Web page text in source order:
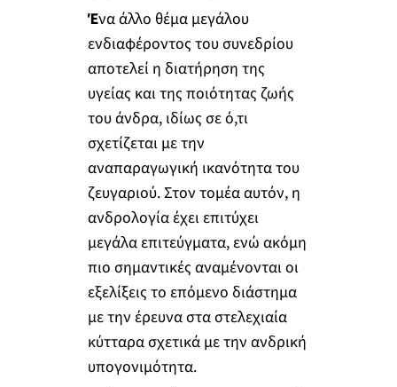
Ένα άλλο θέμα μεγάλου
ενδιαφέροντος του συνεδρίου
αποτελεί η διατήρηση της
υγείας και της ποιότητας ζωής
του άνδρα, ιδίως σε ό,τι
σχετίζεται με την
αναπαραγωγική ικανότητα του
ζευγαριού. Στον τομέα αυτόν, η
ανδρολογία έχει επιτύχει
μεγάλα επιτεύγματα, ενώ ακόμη
πιο σημαντικές αναμένονται οι
εξελίξεις το επόμενο διάστημα
με την έρευνα στα στελεχιαία
κύτταρα σχετικά με την ανδρική
υπογονιμότητα.